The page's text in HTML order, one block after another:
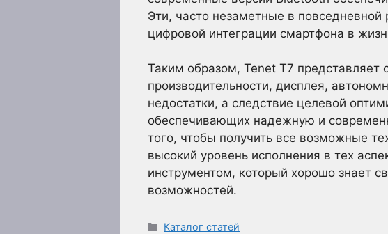
Эти, часто незаметные в
цифровой интеграции смартфона в
Таким образом, Tenet T7
производительности, дисплея,
недостатки, а следствие целевой
обеспечивающих надежную и
того, чтобы получить все возможные
высокий уровень исполнения в тех
инструментом, который хорошо знает
возможностей.
Рубрики
Каталог статей